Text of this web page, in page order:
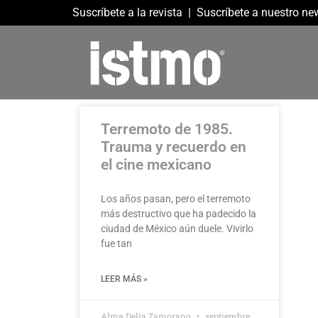
Suscríbete a la revista | Suscríbete a nuestro
Terremoto de 1985.
Trauma y recuerdo en
el cine mexicano
Los años pasan, pero el terremoto
más destructivo que ha padecido la
ciudad de México aún duele. Vivirlo
fue tan
LEER MÁS »
Alma Delia Zamorano
septiembre